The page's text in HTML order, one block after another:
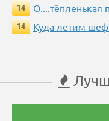
14
О....тёпленькая
14
Куда летим